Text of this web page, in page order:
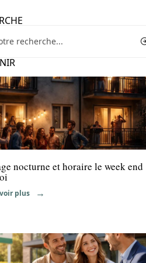
nocturne et horaire le week end
plus